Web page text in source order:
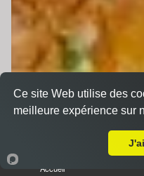
Accueil
Ce site Web utilise des
meilleure expérience sur